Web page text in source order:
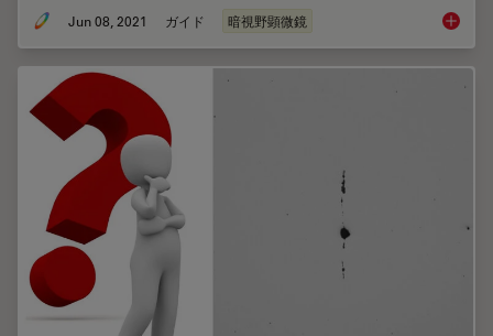
Jun 08, 2021 ガイド 暗視野顕微鏡 暗視野